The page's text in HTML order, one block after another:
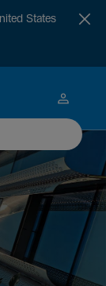
States